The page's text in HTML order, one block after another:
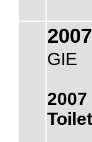
2007
GIE